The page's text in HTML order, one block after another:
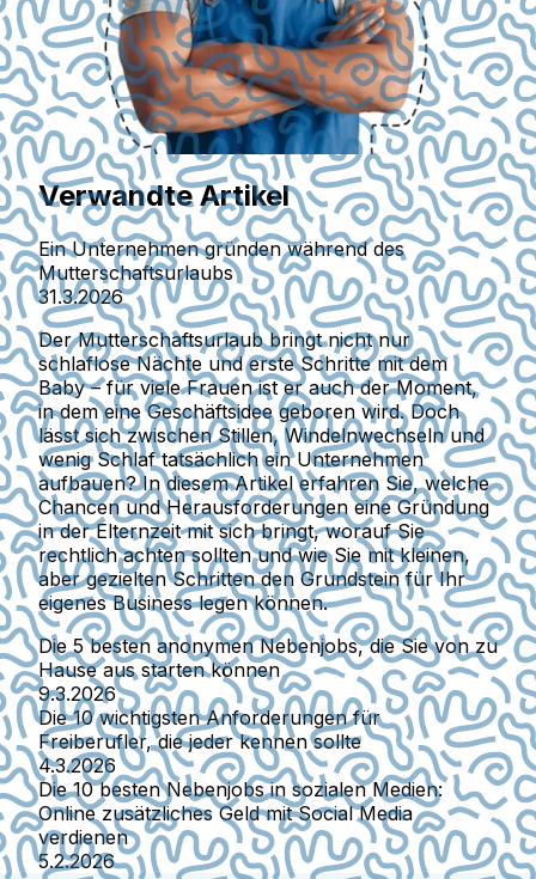
Verwandte Artikel
Ein Unternehmen gründen während des
Mutterschaftsurlaubs
31.3.2026
Der Mutterschaftsurlaub bringt nicht nur
schlaflose Nächte und erste Schritte mit dem
Baby – für viele Frauen ist er auch der Moment,
in dem eine Geschäftsidee geboren wird. Doch
lässt sich zwischen Stillen, Windelnwechseln und
wenig Schlaf tatsächlich ein Unternehmen
aufbauen? In diesem Artikel erfahren Sie, welche
Chancen und Herausforderungen eine Gründung
in der Elternzeit mit sich bringt, worauf Sie
rechtlich achten sollten und wie Sie mit kleinen,
aber gezielten Schritten den Grundstein für Ihr
eigenes Business legen können.
Die 5 besten anonymen Nebenjobs, die Sie von zu
Hause aus starten können
9.3.2026
Die 10 wichtigsten Anforderungen für
Freiberufler, die jeder kennen sollte
4.3.2026
Die 10 besten Nebenjobs in sozialen Medien:
Online zusätzliches Geld mit Social Media
verdienen
5.2.2026